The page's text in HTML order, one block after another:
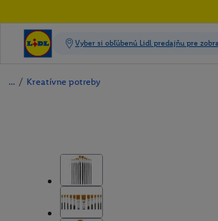
/ Kreatívne potreby